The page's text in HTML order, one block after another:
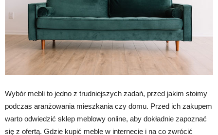
Wybór mebli to jedno z trudniejszych zadań, przed jakim stoimy
podczas aranżowania mieszkania czy domu. Przed ich zakupem
warto odwiedzić sklep meblowy online, aby dokładnie zapoznać
się z ofertą. Gdzie kupić meble w internecie i na co zwrócić